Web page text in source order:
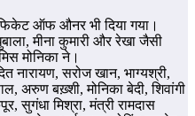
ऑफ औनर भी दिया गया।
मीना कुमारी और रेखा जैसी
मोनिका ने।
नारायण, सरोज खान, भाग्यश्री,
अरुण बख़्शी, मोनिका बेदी, शिवांगी
सुगंधा मिश्रा, मंत्री रामदास